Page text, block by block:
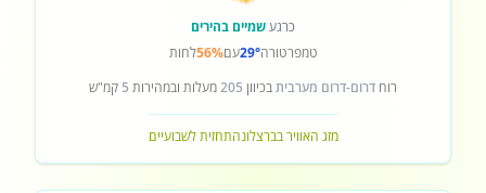
כרגעשמיים בהירים
טמפרטורה29°עם56%לחות
רוח דרום-דרום מערביתבכיוון 205מעלות ובמהירות 5 קמ"ש
מזג האוויר בברצלונהתחזית לשבועיים